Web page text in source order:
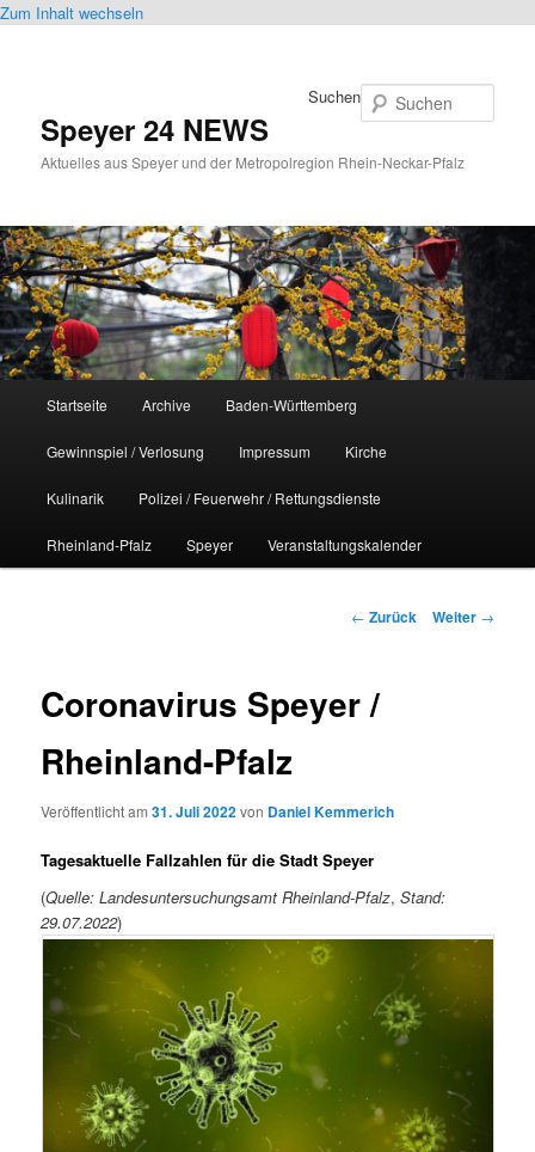
Zum Inhalt wechseln
Speyer 24 NEWS
Aktuelles aus Speyer und der Metropolregion Rhein-Neckar-Pfalz
Suchen
Startseite Archive Baden-Württemberg
Gewinnspiel / Verlosung Impressum Kirche
Kulinarik Polizei / Feuerwehr / Rettungsdienste
Rheinland-Pfalz Speyer Veranstaltungskalender
Beitrags-
← Zurück Weiter →
Coronavirus Speyer /
Rheinland-Pfalz
Veröffentlicht am31. Juli 2022von Daniel Kemmerich
Tagesaktuelle Fallzahlen für die Stadt Speyer
(Quelle: Landesuntersuchungsamt Rheinland-Pfalz, Stand:
29.07.2022)